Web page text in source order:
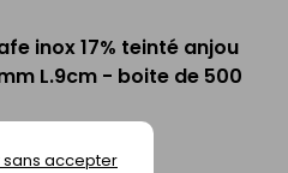
sans accepter
inox 17% teinté anjou
L.9cm - boite de 500